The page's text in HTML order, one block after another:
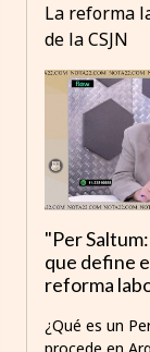
La reforma
de la CSJN
"Per
que define
reforma
¿Qué es un